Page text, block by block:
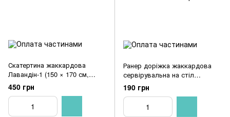
Скатертина жаккардова
Лавандін-1 (150 × 170 см,
поліестер, білий) IMI
450 грн
Ранер доріжка жаккардова
сервірувальна на стіл
Лавандін-3 (40 × 150 см,
поліестер, білий) IMI
190 грн